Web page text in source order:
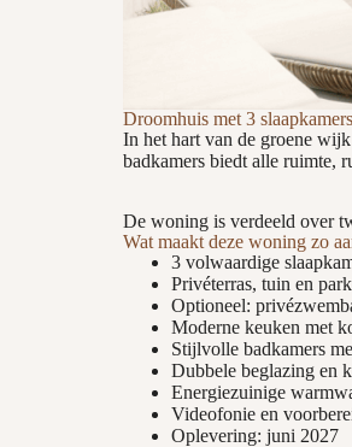
Droomhuis met 3
In het hart van de groene wijk
badkamers biedt alle ruimte,
De woning is verdeeld over
Wat maakt deze woning zo
3 volwaardige
Privéterras, tuin en
Optioneel:
Moderne keuken met
Stijlvolle badkamers
Dubbele beglazing en
Energiezuinige
Videofonie en
Oplevering: juni 2027